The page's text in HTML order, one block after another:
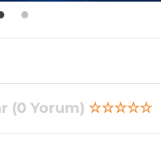
(0 Yorum) ☆☆☆☆☆